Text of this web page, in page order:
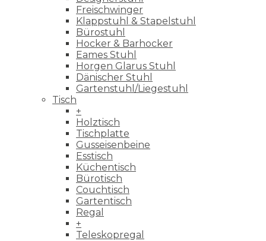
Freischwinger
Klappstuhl & Stapelstuhl
Bürostuhl
Hocker & Barhocker
Eames Stuhl
Horgen Glarus Stuhl
Dänischer Stuhl
Gartenstuhl/Liegestuhl
Tisch
+
Holztisch
Tischplatte
Gusseisenbeine
Esstisch
Küchentisch
Bürotisch
Couchtisch
Gartentisch
Regal
+
Teleskopregal